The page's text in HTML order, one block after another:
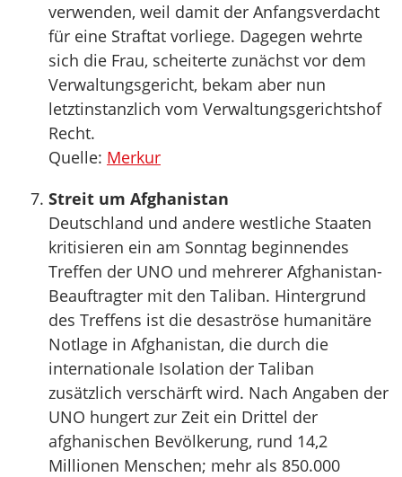
verwenden, weil damit der Anfangsverdacht
für eine Straftat vorliege. Dagegen wehrte
sich die Frau, scheiterte zunächst vor dem
Verwaltungsgericht, bekam aber nun
letztinstanzlich vom Verwaltungsgerichtshof
Recht.
Quelle: Merkur
Streit um Afghanistan
Deutschland und andere westliche Staaten
kritisieren ein am Sonntag beginnendes
Treffen der UNO und mehrerer Afghanistan-
Beauftragter mit den Taliban. Hintergrund
des Treffens ist die desaströse humanitäre
Notlage in Afghanistan, die durch die
internationale Isolation der Taliban
zusätzlich verschärft wird. Nach Angaben der
UNO hungert zur Zeit ein Drittel der
afghanischen Bevölkerung, rund 14,2
Millionen Menschen; mehr als 850.000